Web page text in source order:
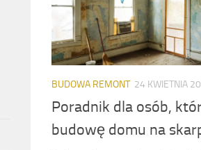
BUDOWA REMONT 24 KWIETNIA
Poradnik dla osób,
budowę domu na